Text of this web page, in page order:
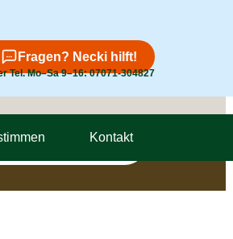
Fragen? Necki hilft!
Tel. Mo–Sa 9–16: 07071-304827
Kontakt